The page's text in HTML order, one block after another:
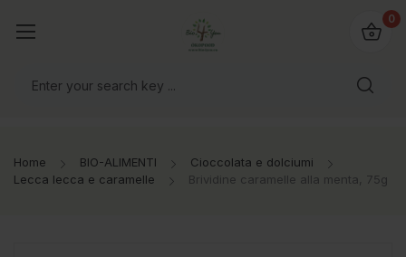
mondo!
0
Home BIO-ALIMENTI
Cioccolata e dolciumi
Lecca lecca e caramelle
Brividine caramelle alla menta, 75g